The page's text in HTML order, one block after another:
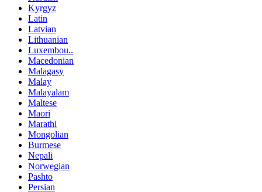
Kyrgyz
Latin
Latvian
Lithuanian
Luxembou..
Macedonian
Malagasy
Malay
Malayalam
Maltese
Maori
Marathi
Mongolian
Burmese
Nepali
Norwegian
Pashto
Persian